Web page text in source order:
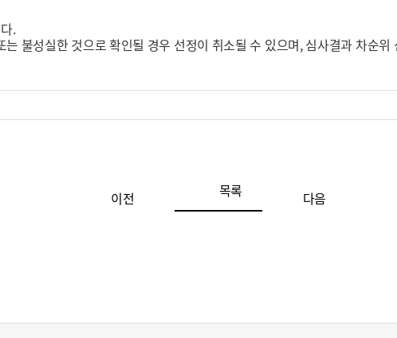
.
불성실한 것으로 확인될 경우 선정이 취소될 수 있으며, 심사결과 차순
이전 목록 다음